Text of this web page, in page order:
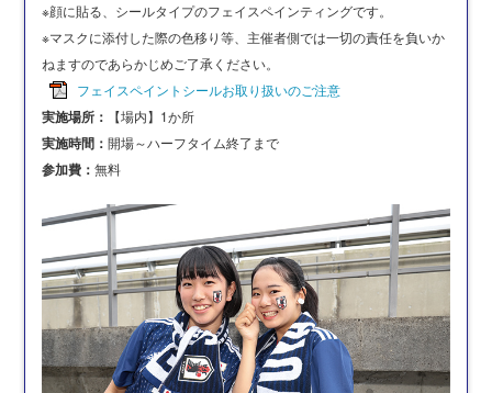
※顔に貼る、シールタイプのフェイスペインティングです。
※マスクに添付した際の色移り等、主催者側では一切の責任を負いか
ねますのであらかじめご了承ください。
フェイスペイントシールお取り扱いのご注意
実施場所： 【場内】1か所
実施時間：開場～ハーフタイム終了まで
参加費：無料